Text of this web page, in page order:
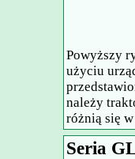
Powyższy
użyciu
należy
różnią się
Seria